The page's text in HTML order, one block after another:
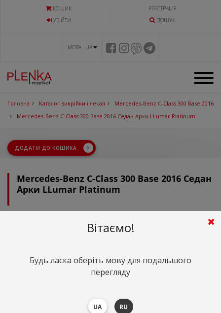
КОШИК
РЕЄСТРАЦІЯ
УВIЙТИ
ПОШУК
МОВА UA
Головна Каталог викрійки і лекал
Mercedes-Benz C-Class 300 Base 2016
Mercedes-Benz C-Class 300 Base 2016 Седан Арки LLumar Platinum
ДОДАТИ ДО КОШИКА
Mercedes-Benz C-Class 300 Base 2016 Седан
Арки LLumar Platinum
грн. ($22.21)
Вітаємо!
Будь ласка оберіть мову для подальшого
перегляду
UA RU